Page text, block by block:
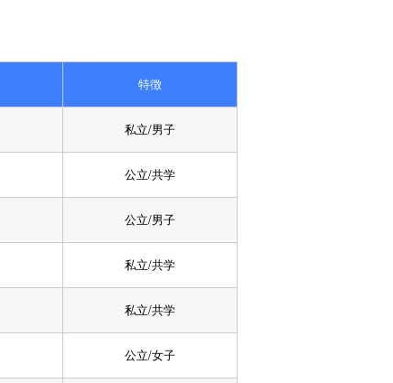
特徴
私立/男子
公立/共学
公立/男子
私立/共学
私立/共学
公立/女子